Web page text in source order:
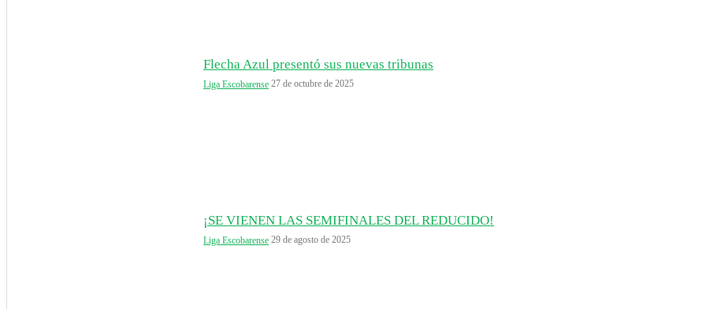
Flecha Azul presentó sus nuevas tribunas
Liga Escobarense 27 de octubre de 2025
¡SE VIENEN LAS SEMIFINALES DEL REDUCIDO!
Liga Escobarense 29 de agosto de 2025